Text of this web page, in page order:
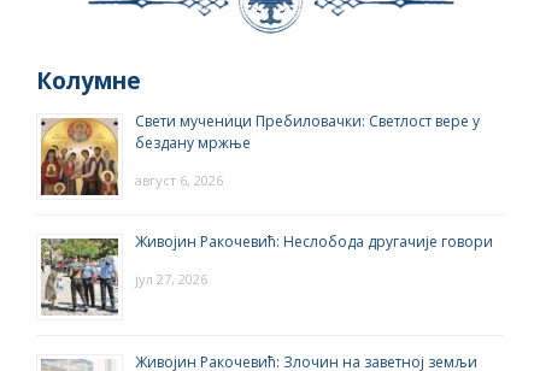
Колумне
Свети мученици Пребиловачки: Светлост вере у
бездану мржње
август 6, 2026
Живојин Ракочевић: Неслобода другачије говори
јул 27, 2026
Живојин Ракочевић: Злочин на заветној земљи